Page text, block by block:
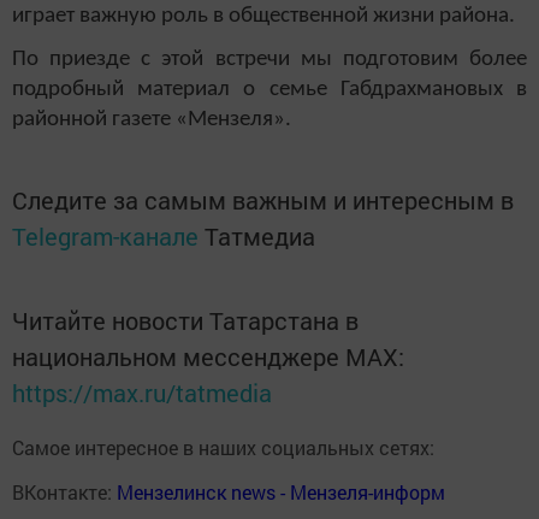
играет важную роль в общественной жизни района.
По приезде с этой встречи мы подготовим более
подробный материал о семье Габдрахмановых в
районной газете «Мензеля».
Следите за самым важным и интересным в
Telegram-канале Татмедиа
Читайте новости Татарстана в
национальном мессенджере MАХ:
https://max.ru/tatmedia
Самое интересное в наших социальных сетях:
ВКонтакте: Мензелинск news - Мензеля-информ